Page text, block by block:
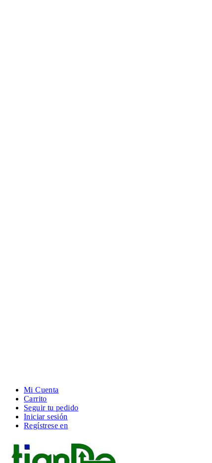
Mi Cuenta
Carrito
Seguir tu pedido
Iniciar sesión
Regístrese en